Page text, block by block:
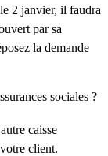
2 janvier, il faudra
par sa
la demande
sociales ?
caisse
client.